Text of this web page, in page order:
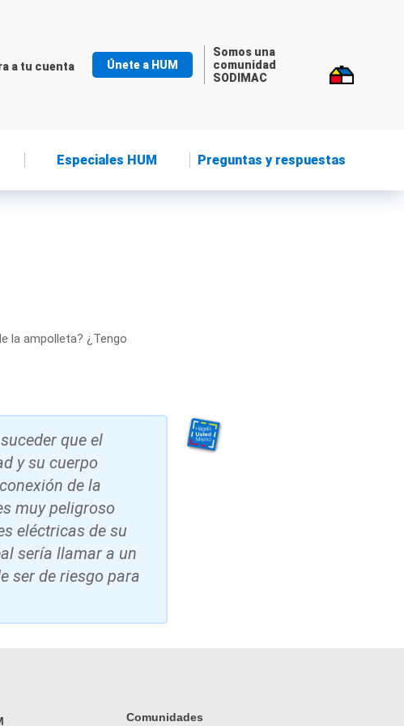
a tu cuenta Únete a HUM
Somos una
comunidad
SODIMAC
Especiales HUM Preguntas y respuestas
la ampolleta? ¿Tengo
que el
y su cuerpo
de la
muy peligroso
eléctricas de su
sería llamar a un
ser de riesgo para
Comunidades